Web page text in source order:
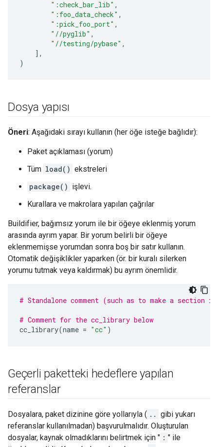
":check_bar_lib" ,
":foo_data_check" ,
":pick_foo_port" ,
"//pyglib" ,
"//testing/pybase" ,
],
)
Dosya yapısı
Öneri: Aşağıdaki sırayı kullanın (her öğe isteğe bağlıdır):
Paket açıklaması (yorum)
Tüm load() ekstreleri
package() işlevi.
Kurallara ve makrolara yapılan çağrılar
Buildifier, bağımsız yorum ile bir öğeye eklenmiş yorum
arasında ayrım yapar. Bir yorum belirli bir öğeye
eklenmemişse yorumdan sonra boş bir satır kullanın.
Otomatik değişiklikler yaparken (ör. bir kuralı silerken
yorumu tutmak veya kaldırmak) bu ayrım önemlidir.
# Standalone comment (such as to make a section
# Comment for the cc_library below
cc_library(name = "cc" )
Geçerli paketteki hedeflere yapılan
referanslar
Dosyalara, paket dizinine göre yollarıyla ( .. gibi yukarı
referanslar kullanılmadan) başvurulmalıdır. Oluşturulan
dosyalar, kaynak olmadıklarını belirtmek için " : " ile